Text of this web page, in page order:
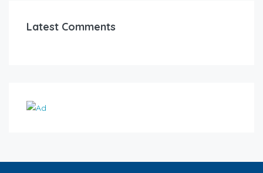
Latest Comments